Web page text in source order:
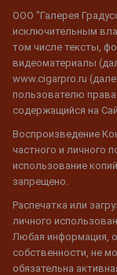
ООО "Галерея
исключительным
том числе тексты,
видеоматериалы
www.cigarpro.ru
пользователю права
содержащийся на
Воспроизведение
частного и личного
использование
запрещено.
Распечатка или
личного
Любая информация,
собственности, не
обязательна